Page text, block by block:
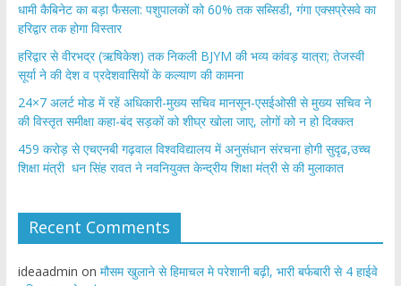
​धामी कैबिनेट का बड़ा फैसला: पशुपालकों को 60% तक सब्सिडी, गंगा एक्सप्रेसवे का
हरिद्वार तक होगा विस्तार
​हरिद्वार से वीरभद्र (ऋषिकेश) तक निकली BJYM की भव्य कांवड़ यात्रा; तेजस्वी
सूर्या ने की देश व प्रदेशवासियों के कल्याण की कामना
24×7 अलर्ट मोड में रहें अधिकारी-मुख्य सचिव मानसून-एसईओसी से मुख्य सचिव ने
की विस्तृत समीक्षा कहा-बंद सड़कों को शीघ्र खोला जाए, लोगों को न हो दिक्कत
459 करोड़ से एचएनबी गढ़वाल विश्वविद्यालय में अनुसंधान संरचना होगी सुदृढ,उच्च
शिक्षा मंत्री धन सिंह रावत ने नवनियुक्त केन्द्रीय शिक्षा मंत्री से की मुलाकात
Recent Comments
ideaadmin on मौसम खुलाने से हिमाचल मे परेशानी बढ़ी, भारी बर्फबारी से 4 हाईवे